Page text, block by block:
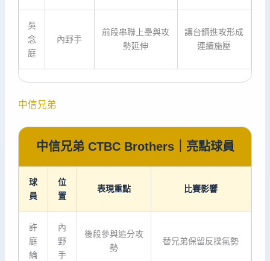
吳
念
庭
內野手
前段串聯上壘與攻
勢延伸
讓台鋼進攻形成
連續施壓
中信兄弟
中信兄弟 CTBC Brothers｜亮點球員
球
員
位
置
表現重點 比賽影響
許
庭
綸
內
野
手
後段參與追分攻
勢
替兄弟保留反撲氣勢